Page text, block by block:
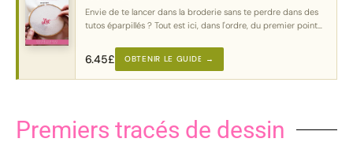
Envie de te lancer dans la broderie sans te perdre dans des
tutos éparpillés ? Tout est ici, dans l'ordre, du premier point
6.45£ OBTENIR LE GUIDE →
Premiers tracés de dessin